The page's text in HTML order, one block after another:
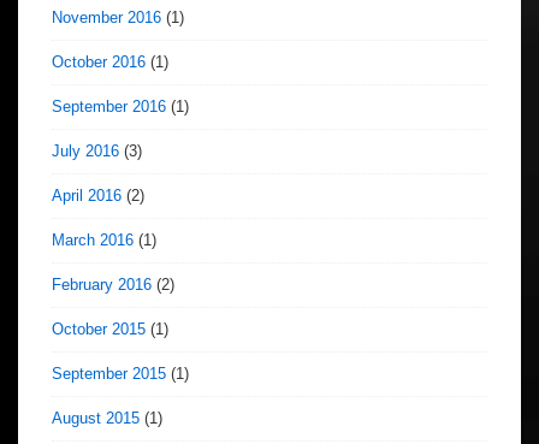
November 2016 (1)
October 2016 (1)
September 2016 (1)
July 2016 (3)
April 2016 (2)
March 2016 (1)
February 2016 (2)
October 2015 (1)
September 2015 (1)
August 2015 (1)